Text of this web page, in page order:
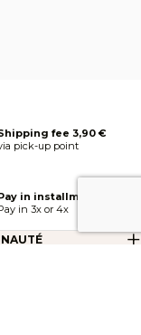
fee 3,90 €
pick-up point
in installments
in 3x or 4x